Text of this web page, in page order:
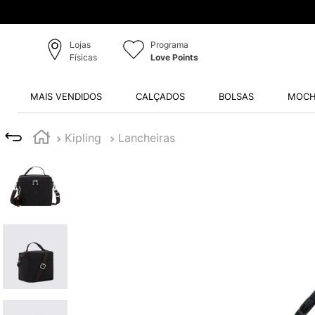
Lojas
Físicas
Programa
Love Points
MAIS VENDIDOS CALÇADOS BOLSAS
Kipling Lancheiras